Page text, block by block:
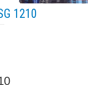
1210